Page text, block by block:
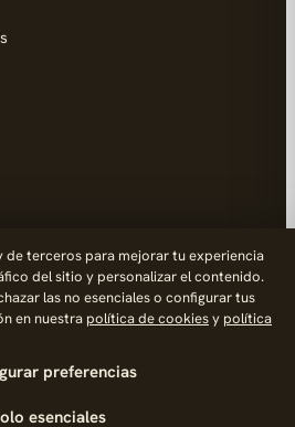
de terceros para mejorar tu experiencia
del sitio y personalizar el contenido.
las no esenciales o configurar tus
en nuestra política de cookiesy política
preferencias
esenciales